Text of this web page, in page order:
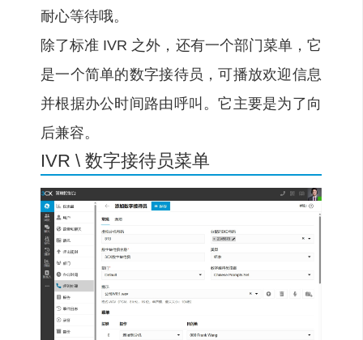
耐心等待哦。
除了标准 IVR 之外，还有一个部门菜单，它
是一个简单的数字接待员，可播放欢迎信息
并根据办公时间路由呼叫。它主要是为了向
后兼容。
IVR \ 数字接待员菜单